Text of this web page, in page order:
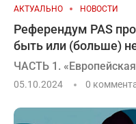
АКТУАЛЬНО НОВОСТИ
Референдум PAS
быть или (больше)
ЧАСТЬ 1.
05.10.2024 0